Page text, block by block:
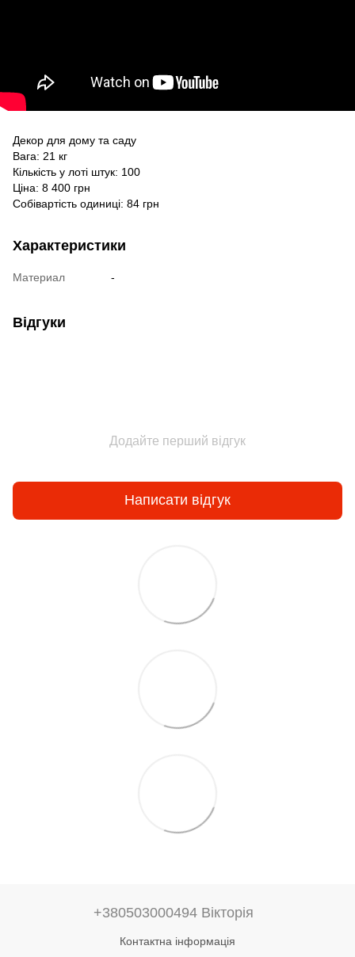
Декор для дому та саду
Вага: 21 кг
Кількість у лоті штук: 100
Ціна: 8 400 грн
Собівартість одиниці: 84 грн
Характеристики
Материал -
Відгуки
Додайте перший відгук
Написати відгук
+380503000494 Вікторія
Контактна інформація